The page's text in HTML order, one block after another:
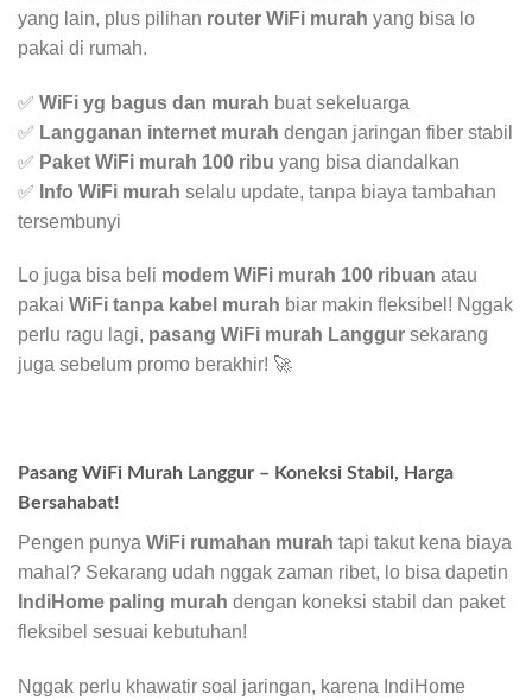
yang lain, plus pilihan router WiFi murah yang bisa lo
pakai di rumah.
✅ WiFi yg bagus dan murah buat sekeluarga
✅ Langganan internet murah dengan jaringan fiber stabil
✅ Paket WiFi murah 100 ribu yang bisa diandalkan
✅ Info WiFi murah selalu update, tanpa biaya tambahan
tersembunyi
Lo juga bisa beli modem WiFi murah 100 ribuan atau
pakai WiFi tanpa kabel murah biar makin fleksibel! Nggak
perlu ragu lagi, pasang WiFi murah Langgur sekarang
juga sebelum promo berakhir! 🚀
Pasang WiFi Murah Langgur – Koneksi Stabil, Harga
Bersahabat!
Pengen punya WiFi rumahan murah tapi takut kena biaya
mahal? Sekarang udah nggak zaman ribet, lo bisa dapetin
IndiHome paling murah dengan koneksi stabil dan paket
fleksibel sesuai kebutuhan!
Nggak perlu khawatir soal jaringan, karena IndiHome